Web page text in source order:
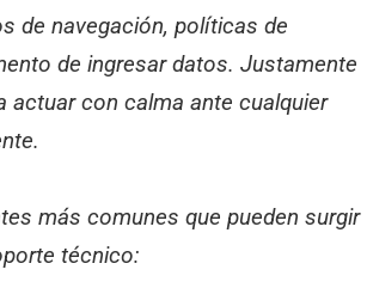
de navegación, políticas de
de ingresar datos. Justamente
actuar con calma ante cualquier
más comunes que pueden surgir
técnico: